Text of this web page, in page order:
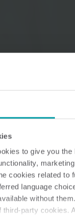
to give you
cookies related
language
without them.
party cookies.
efficace.